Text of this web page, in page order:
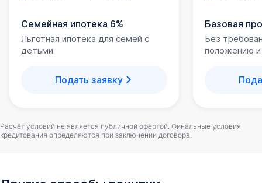
Семейная ипотека 6%
Льготная ипотека для семей с
детьми
Подать заявку
Базовая
Без
положению
Расчёт условий не является публичной офертой. Финальные условия
кредитования определяются при заключении договора.